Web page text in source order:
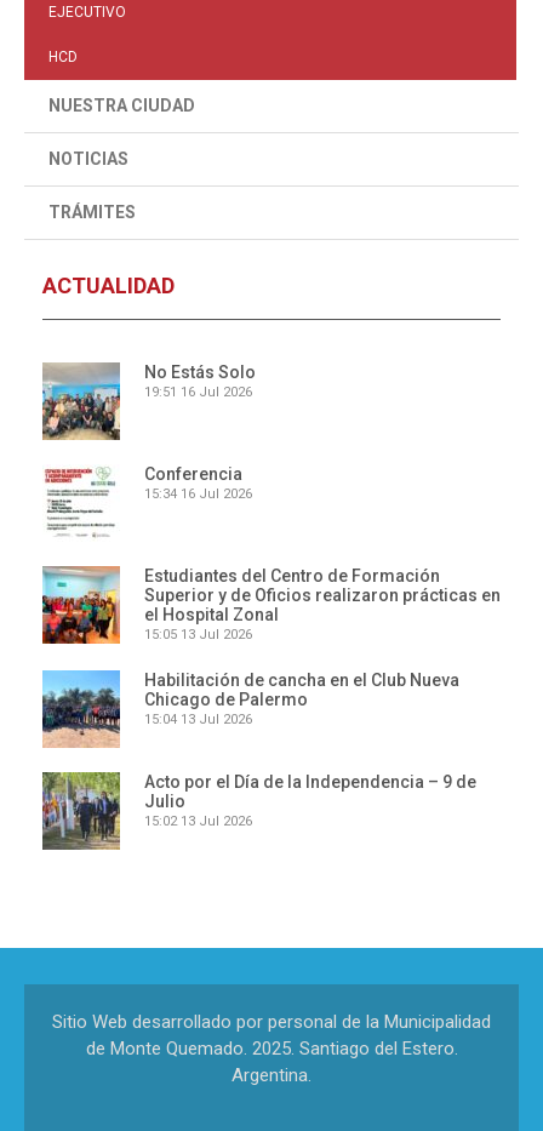
EJECUTIVO
HCD
NUESTRA CIUDAD
NOTICIAS
TRÁMITES
ACTUALIDAD
No Estás Solo
19:51 16 Jul 2026
Conferencia
15:34 16 Jul 2026
Estudiantes del Centro de Formación
Superior y de Oficios realizaron prácticas en
el Hospital Zonal
15:05 13 Jul 2026
Habilitación de cancha en el Club Nueva
Chicago de Palermo
15:04 13 Jul 2026
Acto por el Día de la Independencia – 9 de
Julio
15:02 13 Jul 2026
Sitio Web desarrollado por personal de la Municipalidad
de Monte Quemado. 2025. Santiago del Estero.
Argentina.